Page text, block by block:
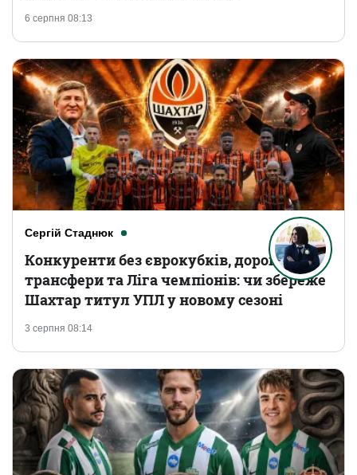
6 серпня 08:13
Сергій Стаднюк
3 серпня 08:14
Конкуренти без єврокубків, дорогі
трансфери та Ліга чемпіонів: чи збереже
Шахтар титул УПЛ у новому сезоні